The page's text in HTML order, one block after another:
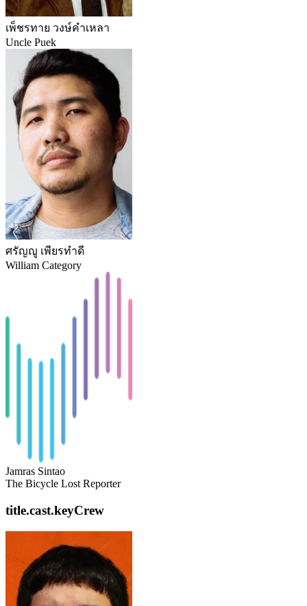
เพ็ชรทาย วงษ์คำเหลา
Uncle Puek
ศรัญญู เพียรทำดี
William Category
Jamras Sintao
The Bicycle Lost Reporter
title.cast.keyCrew